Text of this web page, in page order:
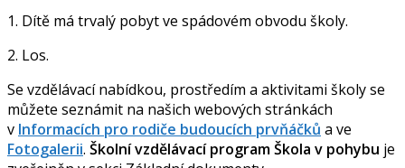
1. Dítě má trvalý pobyt ve spádovém obvodu školy.
2. Los.
Se vzdělávací nabídkou, prostředím a aktivitami školy se
můžete seznámit na našich webových stránkách
v Informacích pro rodiče budoucích prvňáčků a ve
Fotogalerii. Školní vzdělávací program Škola v pohybu je